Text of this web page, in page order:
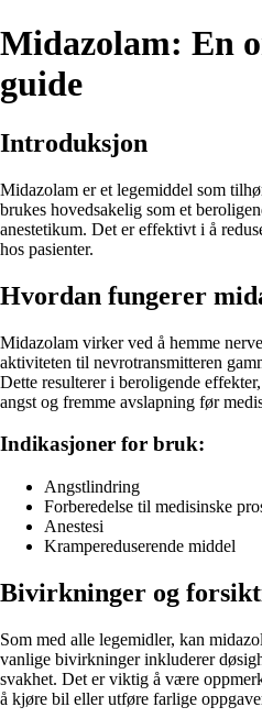
Midazolam: En
guide
Introduksjon
Midazolam er et legemiddel som
brukes hovedsakelig som et
anestetikum. Det er effektivt i å
hos pasienter.
Hvordan fungerer
Midazolam virker ved å hemme
aktiviteten til nevrotransmitteren
Dette resulterer i beroligende
angst og fremme avslapning før
Indikasjoner for bruk:
Angstlindring
Forberedelse til medisinske
Anestesi
Krampereduserende middel
Bivirkninger og
Som med alle legemidler, kan
vanlige bivirkninger inkluderer
svakhet. Det er viktig å være
å kjøre bil eller utføre farlige